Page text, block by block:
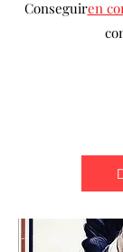
Conseguiren